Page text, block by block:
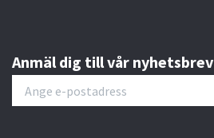
Anmäl dig till vår nyhetsbrev